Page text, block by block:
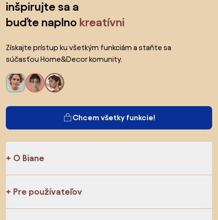
inšpirujte sa a
buďte naplno kreatívni
Získajte prístup ku všetkým funkciám a staňte sa
súčasťou Home&Decor komunity.
Chcem všetky funkcie!
O Biane
Pre používateľov